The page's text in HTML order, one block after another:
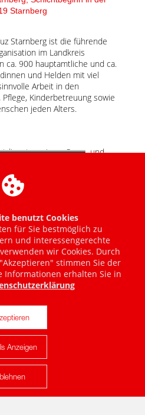
anzeigen
benutzt Cookies
für Sie bestmöglich zu
und interessengerechte
wir Cookies. Durch
stimmen Sie der
Informationen erhalten Sie in
Anzeigen